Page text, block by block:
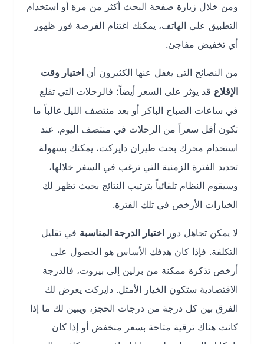
ومن خلال زيارة صفحة البحث أكثر من مرة أو استخدام
التطبيق على الهاتف، يمكنك اغتنام الفرصة فور ظهور
أي تخفيض مفاجئ.
من النصائح التي يغفل عنها الكثيرون أناختيار وقت
الإقلاعقد يؤثر على السعر أيضاً؛ فالرحلات التي تقلع
في ساعات الصباح الباكر أو بعد منتصف الليل غالباً ما
تكون أقل سعراً من الرحلات في منتصف اليوم. عند
استخدام محرك بحث طيران دايركت، يمكنك بسهولة
تحديد الفترة الزمنية التي ترغب في السفر خلالها،
وسيقوم النظام تلقائياً بترتيب النتائج بحيث تظهر لك
الخيارات الأرخص في تلك الفترة.
لا يمكن تجاهل دور اختيار الدرجة المناسبةفي تقليل
التكلفة. فإذا كان هدفك الأساس هو الحصول على
أرخص تذكرة ممكنة من برلين إلى بيروت، فالدرجة
الاقتصادية ستكون الخيار الأمثل. دايركت يعرض لك
الفرق بين كل درجة من درجات الحجز، ويبين لك ما إذا
كانت هناك ترقية متاحة بسعر منخفض أو إذا كان